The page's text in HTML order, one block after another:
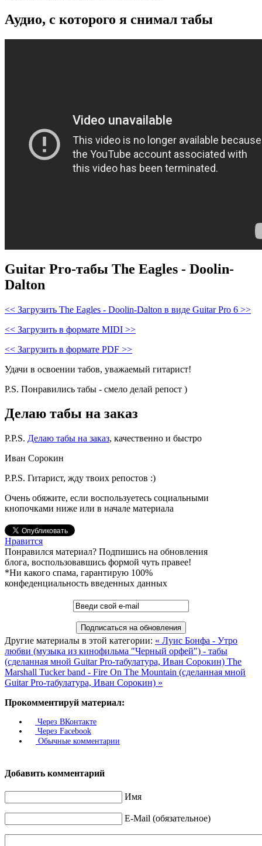
Аудио, с которого я снимал табы
Guitar Pro-табы The Eagles - Doolin-
Dalton
<< Загрузить The Eagles - Doolin-Dalton в виде Guitar Pro 6 >>
<< Загрузить в формате MIDI >>
<< Загрузить в формате PDF >>
Удачи в освоении табов, уважаемый гитарист!
P.S. Понравились табы - смело делай репост )
Делаю табы на заказ
P.P.S. Делаю табы на заказ, качественно и быстро
Иван Сорокин
P.P.S. Гитарист, жду твоих репостов :)
Очень обяжите, если воспользуетесь социальными
кнопочками ниже или в начале материала
Нравится
Понравился материал? Подпишись на обновления
блога, воспользовавшись формой чуть правее!
*Ни какого спама, гарантирую 100%
конфеденциальность введенных данных
Другие материалы в этой категории: « Луис Бонфа - Утро
любви (музыка из кинофильма "Черный орфей") - табы
(сделанная мной Guitar Pro-табулатура, Иван Сорокин) The
Marshall Tucker band - Fire On The Mountain (сделанная мной
Guitar Pro-табулатура, Иван Сорокин) »
Прокомментируй материал:
Через ВКонтакте
Через Facebook
Обычные комментарии
Добавить комментарий
Имя
E-Mail (обязательное)